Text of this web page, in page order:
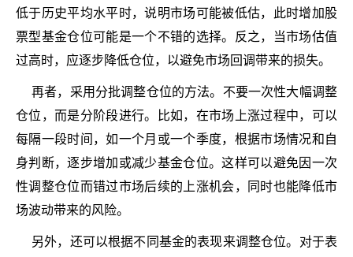
低于历史平均水平时，说明市场可能被低估，此时增加股
票型基金仓位可能是一个不错的选择。反之，当市场估值
过高时，应逐步降低仓位，以避免市场回调带来的损失。
再者，采用分批调整仓位的方法。不要一次性大幅调整
仓位，而是分阶段进行。比如，在市场上涨过程中，可以
每隔一段时间，如一个月或一个季度，根据市场情况和自
身判断，逐步增加或减少基金仓位。这样可以避免因一次
性调整仓位而错过市场后续的上涨机会，同时也能降低市
场波动带来的风险。
另外，还可以根据不同基金的表现来调整仓位。对于表